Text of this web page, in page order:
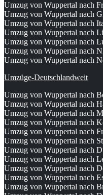
Umzug von Wuppertal nach
Umzug von Wuppertal nach
Umzug von Wuppertal nach
Umzug von Wuppertal nach
Umzug von Wuppertal nach
Umzug von Wuppertal nach
Umzug von Wuppertal nach
Umzüge-Deutschlandweit
Umzug von Wuppertal nach
Umzug von Wuppertal nach
Umzug von Wuppertal nach
Umzug von Wuppertal nach
Umzug von Wuppertal nach
Umzug von Wuppertal nach
Umzug von Wuppertal nach
Umzug von Wuppertal nach
Umzug von Wuppertal nach
Umzug von Wuppertal nach
Umzug von Wuppertal nach